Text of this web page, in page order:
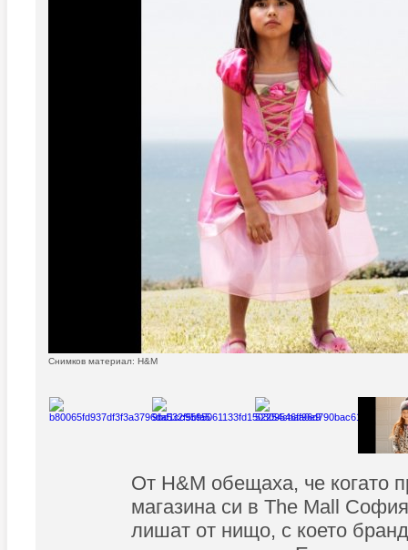
Снимков материал: H&M
От H&M обещаха, че когато
магазина си в The Mall
лишат от нищо, с което